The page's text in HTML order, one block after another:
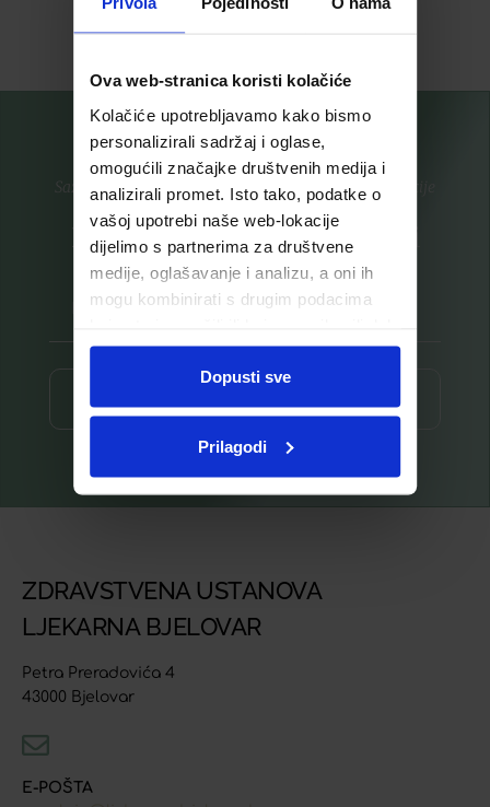
Ova web-stranica koristi kolačiće
Kolačiće upotrebljavamo kako bismo
personalizirali sadržaj i oglase,
omogućili značajke društvenih medija i
analizirali promet. Isto tako, podatke o
vašoj upotrebi naše web-lokacije
dijelimo s partnerima za društvene
medije, oglašavanje i analizu, a oni ih
mogu kombinirati s drugim podacima
ste upotrebljavali njihove usluge.
Dopusti sve
Prilagodi
Saznajte prvi za nove proizvode i ekskluzivne promocije
Prijavite se na listu za novosti
ZDRAVSTVENA USTANOVA
LJEKARNA BJELOVAR
Petra Preradovića 4
43000 Bjelovar
E-POŠTA